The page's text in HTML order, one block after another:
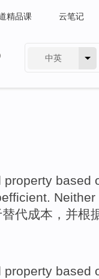
精品课 云笔记
中英
property based
Neither
替代成本 ，并根
property based